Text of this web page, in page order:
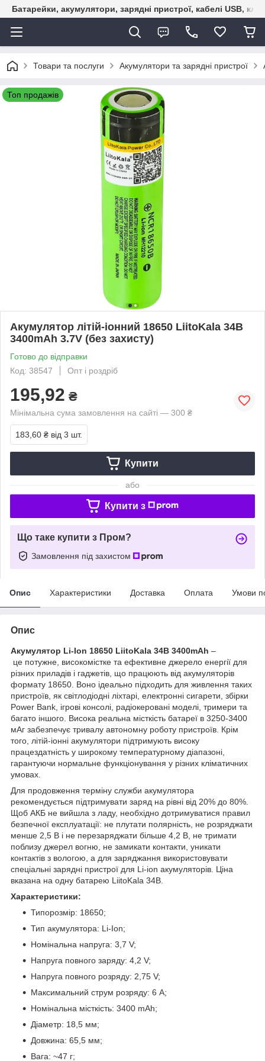
Батарейки, акумулятори, зарядні пристрої, кабелі USB,
Товари та послуги Акумулятори та зарядні пристрої
Топ продажів
Акумулятор літій-іонний 18650 LiitoKala 34B
3400mAh 3.7V (без захисту)
Готово до відправки
Код: 38547
Опт і роздріб
195,92 ₴
Мінімальна сума замовлення на сайті — 300 ₴
183,60 ₴ від 3 шт.
Купити
або
Купити з
Що таке купити з Пром?
Замовлення під захистом
Опис Характеристики Доставка Оплата Умови
Опис
Акумулятор Li-Ion 18650 LiitoKala 34B 3400mAh –
це потужне, високомістке та ефективне джерело енергії для
різних приладів і гаджетів, що працюють від акумуляторів
формату 18650. Воно ідеально підходить для живлення таких
пристроїв, як світлодіодні ліхтарі, електронні сигарети, збірки
Power Bank, ігрові консолі, радіокеровані моделі, тримери та
багато іншого. Висока реальна місткість батареї в 3250-3400
мАг забезпечує тривалу автономну роботу пристроїв. Крім
того, літій-іонні акумулятори підтримують високу
працездатність у широкому температурному діапазоні,
гарантуючи нормальне функціонування у різних кліматичних
умовах.
Для продовження терміну служби акумулятора
рекомендується підтримувати заряд на рівні від 20% до 80%.
Щоб АКБ не вийшла з ладу, необхідно дотримуватися правил
безпечної експлуатації: не плутати полярність, не розряджати
менше 2,5 В і не перезаряджати більше 4,2 В, не тримати
поблизу джерел вогню, не замикати контакти, уникати
контактів з вологою, а для заряджання використовувати
спеціальні зарядні пристрої для Li-ion акумуляторів. Ціна
вказана на одну батарею LiitoKala 34B.
Характеристики:
Типорозмір: 18650;
Тип акумулятора: Li-Ion;
Номінальна напруга: 3,7 V;
Напруга повного заряду: 4,2 V;
Напруга повного розряду: 2,75 V;
Максимальний струм розряду: 6 A;
Номінальна місткість: 3400 mAh;
Діаметр: 18,5 мм;
Довжина: 65,5 мм;
Вага: ~47 г;